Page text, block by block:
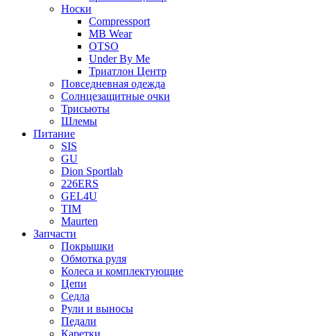
Носки
Compressport
MB Wear
OTSO
Under By Me
Триатлон Центр
Повседневная одежда
Солнцезащитные очки
Трисьюты
Шлемы
Питание
SIS
GU
Dion Sportlab
226ERS
GEL4U
TIM
Maurten
Запчасти
Покрышки
Обмотка руля
Колеса и комплектующие
Цепи
Седла
Рули и выносы
Педали
Каретки